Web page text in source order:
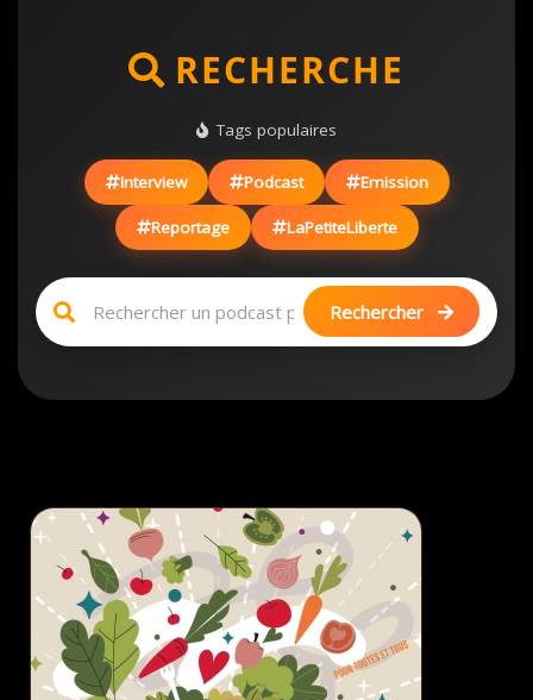
RECHERCHE
Tags populaires
Interview Podcast Emission
Reportage LaPetiteLiberte
Rechercher